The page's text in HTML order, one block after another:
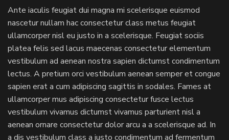
Ante iaculis feugiat dui magna mi scelerisque euismod
nascetur nullam hac consectetur class metus feugiat
ullamcorper nisl eu justo in a scelerisque. Feugiat sociis
platea felis sed lacus maecenas consectetur elementum
vestibulum ad aenean nostra sapien dictumst condimentum
lectus. A pretium orci vestibulum aenean semper et congue
sapien erat a cum adipiscing sagittis in sodales. Fames at
ullamcorper mus adipiscing consectetur fusce lectus
vestibulum vivamus dictumst vivamus parturient nisl a
aenean ornare consectetur dolor arcu a a scelerisque ad. In
a dis vestibulum class a justo condimentum ad fermentum